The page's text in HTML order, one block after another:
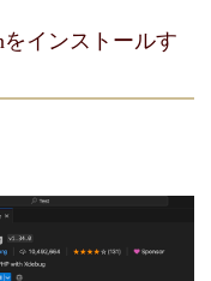
をインストールす